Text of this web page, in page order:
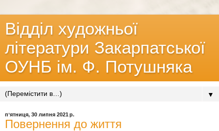
Відділ художньої
літератури Закарпатської
ОУНБ ім. Ф. Потушняка
▼
пʼятниця, 30 липня 2021 р.
Повернення до життя